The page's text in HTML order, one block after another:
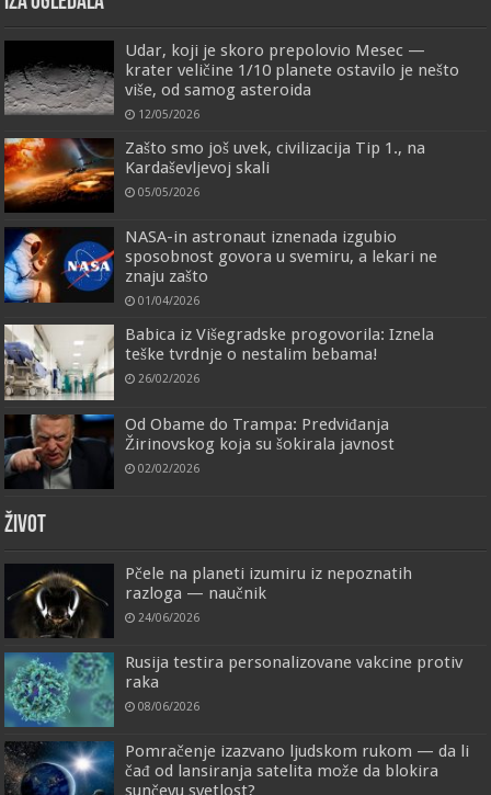
Udar, koji je skoro prepolovio Mesec —
krater veličine 1/10 planete ostavilo je nešto
više, od samog asteroida
12/05/2026
Zašto smo još uvek, civilizacija Tip 1., na
Kardaševljevoj skali
05/05/2026
NASA-in astronaut iznenada izgubio
sposobnost govora u svemiru, a lekari ne
znaju zašto
01/04/2026
Babica iz Višegradske progovorila: Iznela
teške tvrdnje o nestalim bebama!
26/02/2026
Od Obame do Trampa: Predviđanja
Žirinovskog koja su šokirala javnost
02/02/2026
ŽIVOT
Pčele na planeti izumiru iz nepoznatih
razloga — naučnik
24/06/2026
Rusija testira personalizovane vakcine protiv
raka
08/06/2026
Pomračenje izazvano ljudskom rukom — da li
čađ od lansiranja satelita može da blokira
sunčevu svetlost?